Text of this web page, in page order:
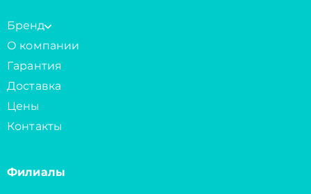
Бренд
О компании
Гарантия
Доставка
Цены
Контакты
Филиалы